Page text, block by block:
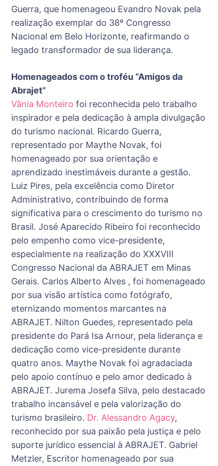
Guerra, que homenageou Evandro Novak pela
realização exemplar do 38º Congresso
Nacional em Belo Horizonte, reafirmando o
legado transformador de sua liderança.
Homenageados com o troféu “Amigos da
Abrajet”
Vânia Monteiro foi reconhecida pelo trabalho
inspirador e pela dedicação à ampla divulgação
do turismo nacional. Ricardo Guerra,
representado por Maythe Novak, foi
homenageado por sua orientação e
aprendizado inestimáveis durante a gestão.
Luiz Pires, pela excelência como Diretor
Administrativo, contribuindo de forma
significativa para o crescimento do turismo no
Brasil. José Aparecido Ribeiro foi reconhecido
pelo empenho como vice-presidente,
especialmente na realização do XXXVIII
Congresso Nacional da ABRAJET em Minas
Gerais. Carlos Alberto Alves , foi homenageado
por sua visão artística como fotógrafo,
eternizando momentos marcantes na
ABRAJET. Nilton Guedes, representado pela
presidente do Pará Isa Arnour, pela liderança e
dedicação como vice-presidente durante
quatro anos. Maythe Novak foi agradaciada
pelo apoio contínuo e pelo amor dedicado à
ABRAJET. Jurema Josefa Silva, pelo destacado
trabalho incansável e pela valorização do
turismo brasileiro. Dr. Alessandro Agacy,
reconhecido por sua paixão pela justiça e pelo
suporte jurídico essencial à ABRAJET. Gabriel
Metzler, Escritor homenageado por sua